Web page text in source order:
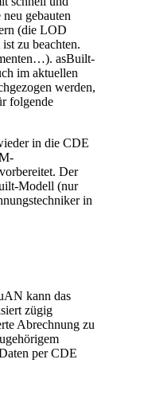
gebauten
(die LOD
zu beachten.
asBuilt-
im aktuellen
werden,
folgende
in die CDE
vorbereitet. Der
Modell (nur
in
kann das
zügig
Abrechnung zu
per CDE